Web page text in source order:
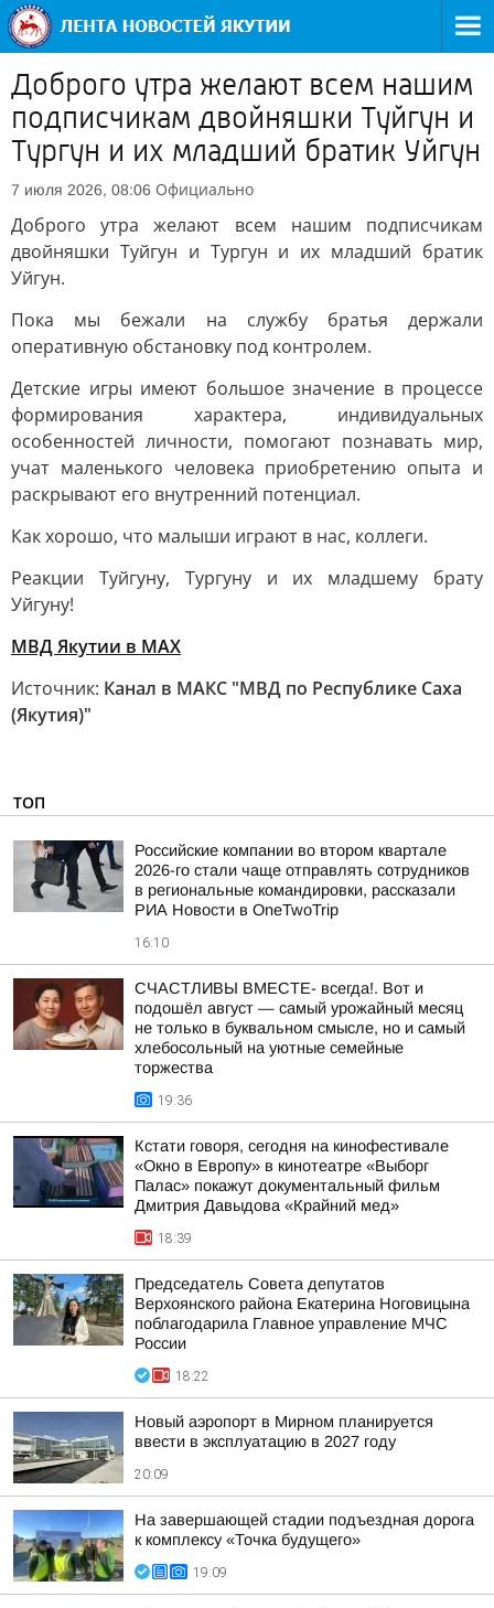
Доброго утра желают всем нашим
подписчикам двойняшки Туйгун и
Тургун и их младший братик Уйгун
7 июля 2026, 08:06 Официально
Доброго утра желают всем нашим подписчикам
двойняшки Туйгун и Тургун и их младший братик
Уйгун.
Пока мы бежали на службу братья держали
оперативную обстановку под контролем.
Детские игры имеют большое значение в процессе
формирования характера, индивидуальных
особенностей личности, помогают познавать мир,
учат маленького человека приобретению опыта и
раскрывают его внутренний потенциал.
Как хорошо, что малыши играют в нас, коллеги.
Реакции Туйгуну, Тургуну и их младшему брату
Уйгуну!
МВД Якутии в МАХ
Источник: Канал в МАКС "МВД по Республике Саха
(Якутия)"
ТОП
Российские компании во втором квартале
2026-го стали чаще отправлять сотрудников
в региональные командировки, рассказали
РИА Новости в OneTwoTrip
16:10
СЧАСТЛИВЫ ВМЕСТЕ- всегда!. Вот и
подошёл август — самый урожайный месяц
не только в буквальном смысле, но и самый
хлебосольный на уютные семейные
торжества
19:36
Кстати говоря, сегодня на кинофестивале
«Окно в Европу» в кинотеатре «Выборг
Палас» покажут документальный фильм
Дмитрия Давыдова «Крайний мед»
18:39
Председатель Совета депутатов
Верхоянского района Екатерина Ноговицына
поблагодарила Главное управление МЧС
России
18:22
Новый аэропорт в Мирном планируется
ввести в эксплуатацию в 2027 году
20:09
На завершающей стадии подъездная дорога
к комплексу «Точка будущего»
19:09